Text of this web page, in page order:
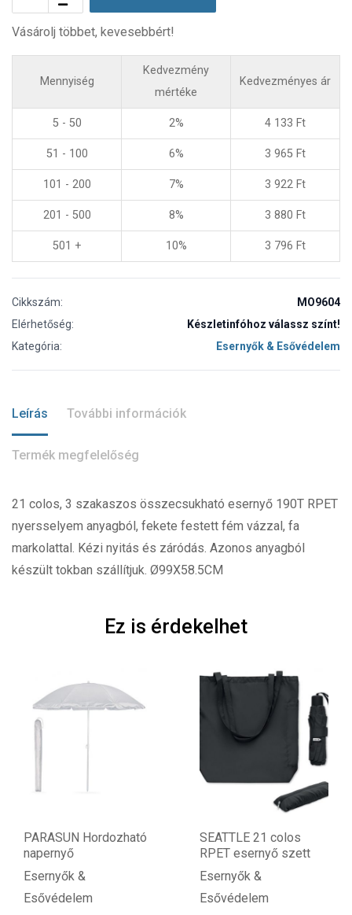
Vásárolj többet, kevesebbért!
Mennyiség
Kedvezmény
mértéke
Kedvezményes ár
5 - 50 2% 4 133 Ft
51 - 100 6% 3 965 Ft
101 - 200 7% 3 922 Ft
201 - 500 8% 3 880 Ft
501 + 10% 3 796 Ft
Cikkszám:
MO9604
Elérhetőség:
Készletinfóhoz válassz színt!
Kategória:
Esernyők & Esővédelem
Leírás További információk
Termék megfelelőség
21 colos, 3 szakaszos összecsukható esernyő 190T RPET
nyersselyem anyagból, fekete festett fém vázzal, fa
markolattal. Kézi nyitás és záródás. Azonos anyagból
készült tokban szállítjuk. Ø99X58.5CM
Ez is érdekelhet
PARASUN Hordozható
napernyő
Esernyők &
Esővédelem
SEATTLE 21 colos
RPET esernyő szett
Esernyők &
Esővédelem